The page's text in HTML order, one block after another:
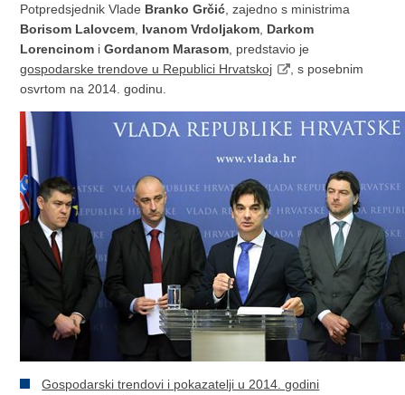
Potpredsjednik Vlade Branko Grčić , zajedno s ministrima
Borisom Lalovcem Ivanom Vrdoljakom Darkom
Lorencinom iGordanom Marasom , predstavio je
gospodarske trendove u Republici Hrvatskoj
, s posebnim
osvrtom na 2014. godinu.
Gospodarski trendovi i pokazatelji u 2014. godini